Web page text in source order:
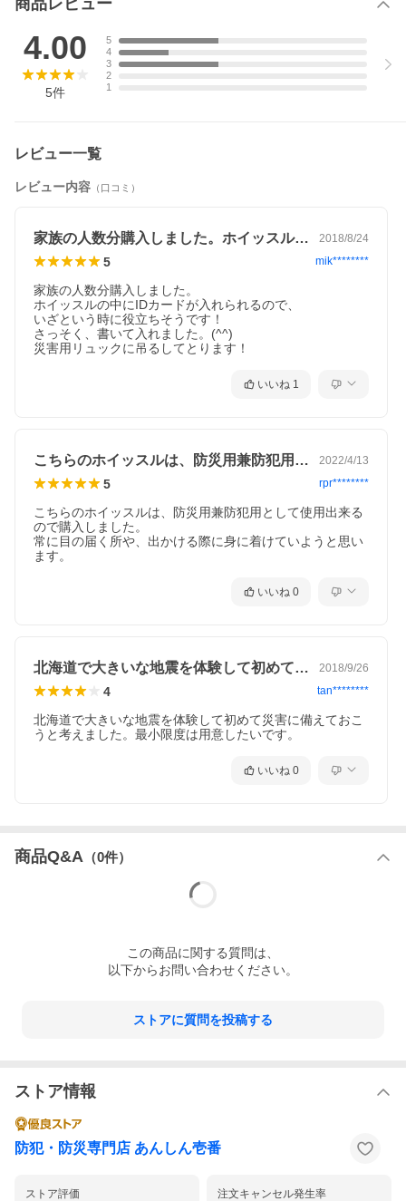
本人の情報（名前、住所、緊急連絡先etc…）を記載できるIDカー
ドを付属しています。
心です。
※ご注意
仕様
重量
約50g
材質
商品レビュー
4.00
5件
5
4
3
2
1
レビュー一覧
レビュー内容 （口コミ）
家族の人数分購入しました。ホイッスルの… 2018/8/24
5 mik********
家族の人数分購入しました。
ホイッスルの中にIDカードが入れられるので、
いざという時に役立ちそうです！
さっそく、書いて入れました。(^^)
災害用リュックに吊るしてとります！
いいね 1
こちらのホイッスルは、防災用兼防犯用と… 2022/4/13
5 rpr********
こちらのホイッスルは、防災用兼防犯用として使用出来る
ので購入しました。
常に目の届く所や、出かける際に身に着けていようと思い
ます。
いいね 0
北海道で大きいな地震を体験して初めて災… 2018/9/26
4 tan********
北海道で大きいな地震を体験して初めて災害に備えておこ
うと考えました。最小限度は用意したいです。
いいね 0
商品Q&A （0件）
この商品に関する質問は、
以下からお問い合わせください。
ストアに質問を投稿する
ストア情報
防犯・防災専門店 あんしん壱番
ストア評価 注文キャンセル発生率